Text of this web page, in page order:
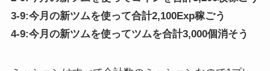
3-9:今月の新ツムを使って合計2,100Exp稼ごう
4-9:今月の新ツムを使ってツムを合計3,000個消そう